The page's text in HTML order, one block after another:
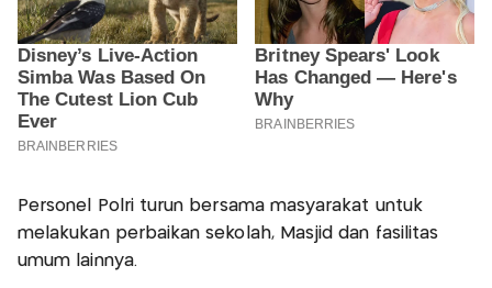
Personel Polri turun bersama masyarakat untuk
melakukan perbaikan sekolah, Masjid dan fasilitas
umum lainnya.